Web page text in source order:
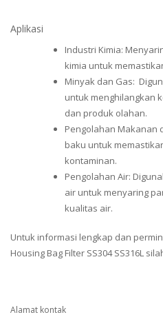
Aplikasi
Industri Kimia:
kimia untuk
Minyak dan Gas:
untuk menghilangkan
dan produk olahan.
Pengolahan Makanan
baku untuk
kontaminan.
Pengolahan Air:
air untuk menyaring
kualitas air.
Untuk informasi lengkap dan
Housing Bag Filter SS304 SS316L
Alamat kontak